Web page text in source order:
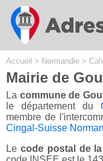
Accueil > Normandie >
Mairie de
La commune de
le département du
membre de
Cingal-Suisse
Le code postal de
Cookies management